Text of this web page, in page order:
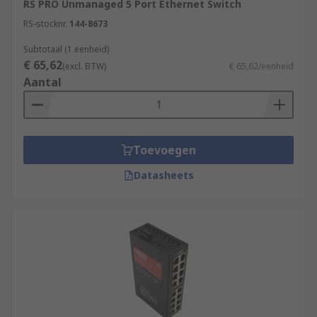
more information.
What kind of devices can I connect to the
switch?
Desktop Computers
What is a difference between Network
RS PRO Unmanaged 5 Port Ethernet Switch
RS-stocknr. 144-8673
Subtotaal (1 eenheid)
€ 65,62(excl. BTW) € 65,62/eenheid
Aantal
Toevoegen
Datasheets